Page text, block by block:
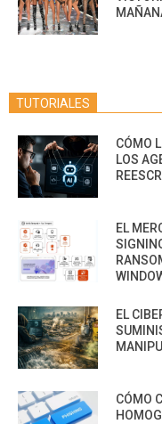
TUTORIALES
CÓMO
LOS
EL
EL
CÓMO